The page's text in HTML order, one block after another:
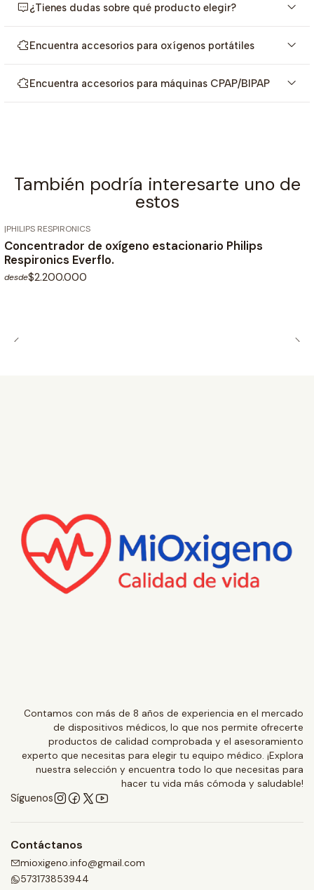
¿Tienes dudas sobre qué producto elegir?
Encuentra accesorios para oxígenos portátiles
Encuentra accesorios para máquinas CPAP/BIPAP
También podría interesarte uno de
estos
|PHILIPS RESPIRONICS
Concentrador de oxígeno estacionario Philips
Respironics Everflo.
desde$2.200.000
Contamos con más de 8 años de experiencia en el mercado
de dispositivos médicos, lo que nos permite ofrecerte
productos de calidad comprobada y el asesoramiento
experto que necesitas para elegir tu equipo médico. ¡Explora
nuestra selección y encuentra todo lo que necesitas para
hacer tu vida más cómoda y saludable!
Síguenos
Contáctanos
mioxigeno.info@gmail.com
573173853944